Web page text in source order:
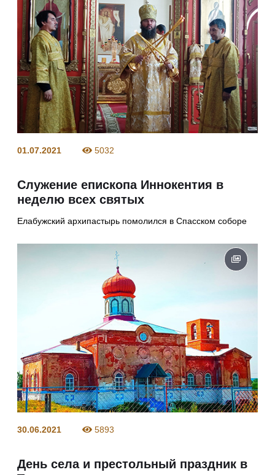
01.07.2021 5032
Служение епископа Иннокентия в
неделю всех святых
Елабужский архипастырь помолился в Спасском соборе
30.06.2021 5893
День села и престольный праздник в